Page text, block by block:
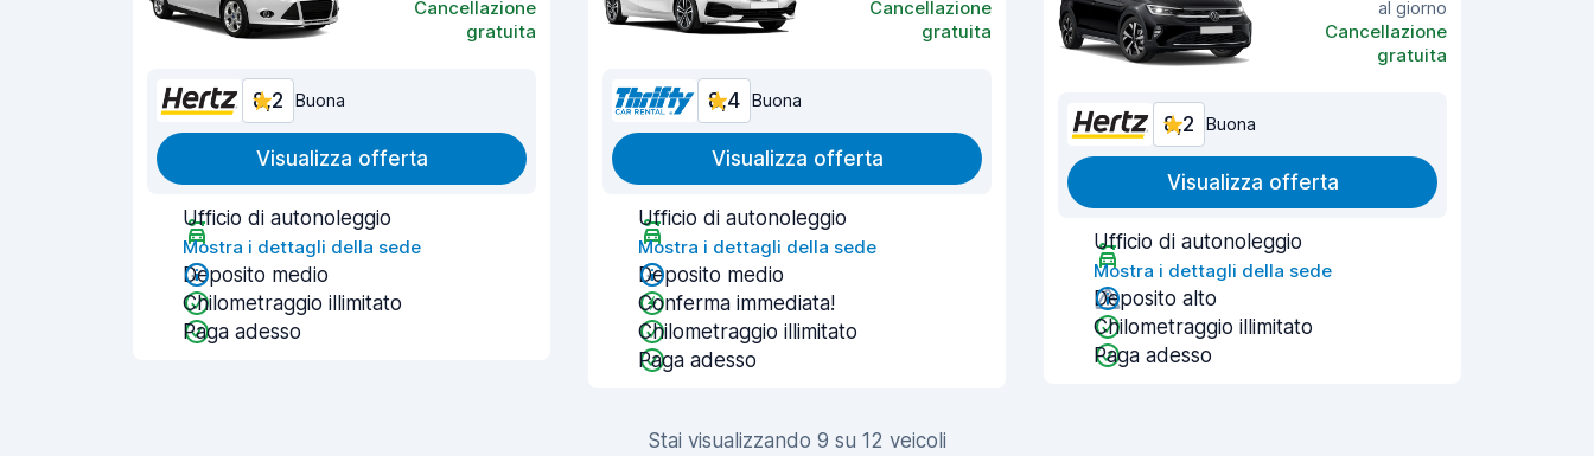
Cancellazione
gratuita
8,2 Buona
Visualizza offerta
Ufficio di autonoleggio
Mostra i dettagli della sede
Deposito medio
Chilometraggio illimitato
Paga adesso
Cancellazione
gratuita
8,4 Buona
Visualizza offerta
Ufficio di autonoleggio
Mostra i dettagli della sede
Deposito medio
Conferma immediata!
Chilometraggio illimitato
Paga adesso
al giorno
Cancellazione
gratuita
8,2 Buona
Visualizza offerta
Ufficio di autonoleggio
Mostra i dettagli della sede
Deposito alto
Chilometraggio illimitato
Paga adesso
Stai visualizzando 9 su 12 veicoli